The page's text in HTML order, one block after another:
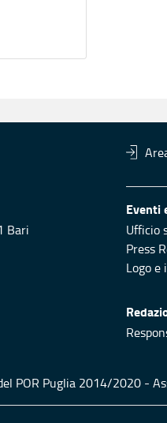
Bari
Eventi
Ufficio
Press
Logo
POR Puglia 2014/2020 -